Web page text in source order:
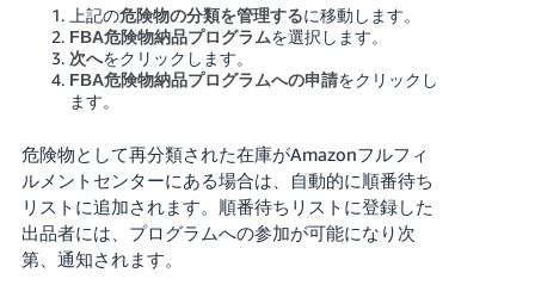
上記の危険物の分類を管理するに移動します。
FBA危険物納品プログラムを選択します。
次へをクリックします。
FBA危険物納品プログラムへの申請をクリックし
ます。
危険物として再分類された在庫がAmazonフルフィ
ルメントセンターにある場合は、自動的に順番待ち
リストに追加されます。順番待ちリストに登録した
出品者には、プログラムへの参加が可能になり次
第、通知されます。